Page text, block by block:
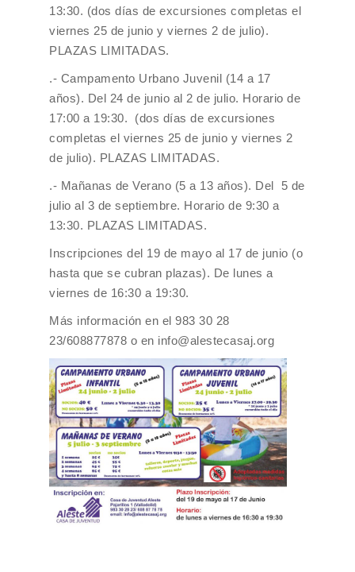
13:30. (dos días de excursiones completas el
viernes 25 de junio y viernes 2 de julio).
PLAZAS LIMITADAS.
.- Campamento Urbano Juvenil (14 a 17
años). Del 24 de junio al 2 de julio. Horario de
17:00 a 19:30. (dos días de excursiones
completas el viernes 25 de junio y viernes 2
de julio). PLAZAS LIMITADAS.
.- Mañanas de Verano (5 a 13 años). Del 5 de
julio al 3 de septiembre. Horario de 9:30 a
13:30. PLAZAS LIMITADAS.
Inscripciones del 19 de mayo al 17 de junio (o
hasta que se cubran plazas). De lunes a
viernes de 16:30 a 19:30.
Más información en el 983 30 28
23/608877878 o en info@alestecasaj.org